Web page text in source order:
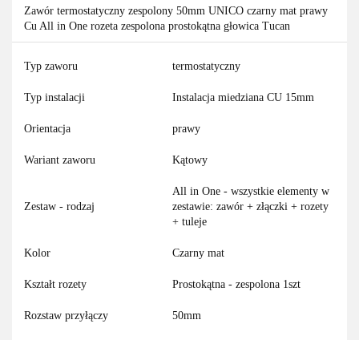
Zawór termostatyczny zespolony 50mm UNICO czarny mat prawy
Cu All in One rozeta zespolona prostokątna głowica Tucan
Typ zaworu termostatyczny
Typ instalacji Instalacja miedziana CU 15mm
Orientacja prawy
Wariant zaworu Kątowy
Zestaw - rodzaj
All in One - wszystkie elementy w
zestawie: zawór + złączki + rozety
+ tuleje
Kolor Czarny mat
Kształt rozety Prostokątna - zespolona 1szt
Rozstaw przyłączy 50mm